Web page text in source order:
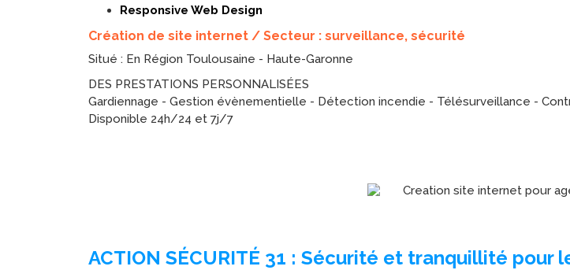
Responsive Web Design
Création de site internet / Secteur : surveillance, sécurité
Situé : En Région Toulousaine - Haute-Garonne
DES PRESTATIONS PERSONNALISÉES
Gardiennage - Gestion évènementielle - Détection incendie - Télésurveillance -
Disponible 24h/24 et 7j/7
ACTION SÉCURITÉ 31 : Sécurité et tranquillité